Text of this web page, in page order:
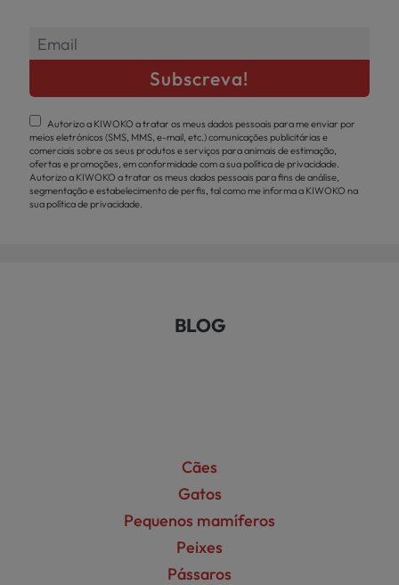
Autorizo a KIWOKO a tratar os meus dados pessoais para me enviar por
meios eletrónicos (SMS, MMS, e-mail, etc.) comunicações publicitárias e
comerciais sobre os seus produtos e serviços para animais de estimação,
ofertas e promoções, em conformidade com a sua política de privacidade.
Autorizo a KIWOKO a tratar os meus dados pessoais para fins de análise,
segmentação e estabelecimento de perfis, tal como me informa a KIWOKO na
sua política de privacidade.
BLOG
Cães
Gatos
Pequenos mamíferos
Peixes
Pássaros